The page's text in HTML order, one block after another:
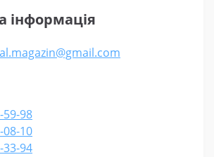
інформація
59-98
08-10
33-94